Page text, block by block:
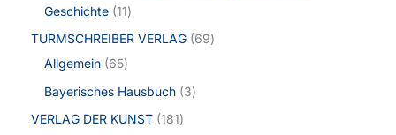
Geschichte 11
TURMSCHREIBER VERLAG 69
Allgemein 65
Bayerisches Hausbuch 3
VERLAG DER KUNST 181